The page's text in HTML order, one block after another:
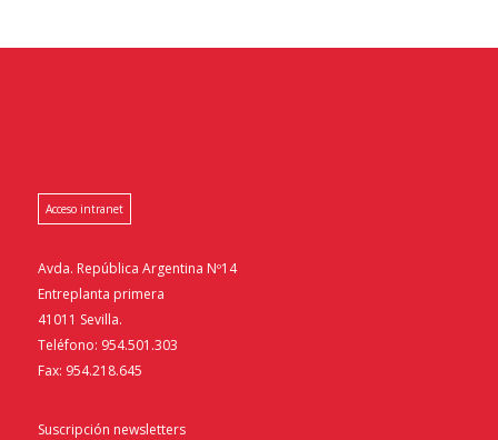
Acceso intranet
Avda. República Argentina Nº14
Entreplanta primera
41011 Sevilla.
Teléfono: 954.501.303
Fax: 954.218.645
Suscripción newsletters